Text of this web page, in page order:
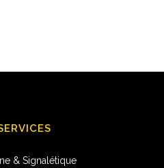
& Signalétique